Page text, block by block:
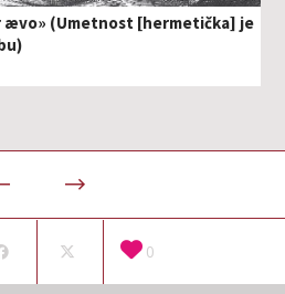
ævo» (Umetnost [hermetička] je
0